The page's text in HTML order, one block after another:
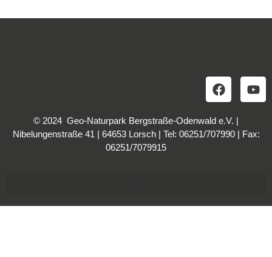
© 2024 Geo-Naturpark Bergstraße-Odenwald e.V. |
Nibelungenstraße 41 | 64653 Lorsch | Tel: 06251/707990 | Fax:
06251/7079915